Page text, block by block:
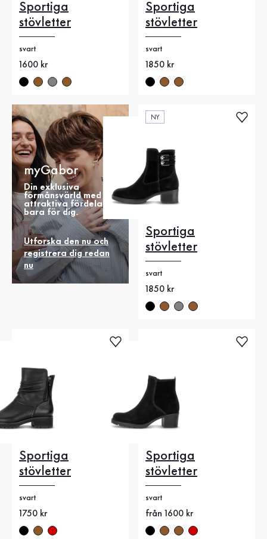
Sportiga
stövletter
svart
Nytt pris
1600 kr
Sportiga
stövletter
svart
Nytt pris
1850 kr
myGabor
Din exklusiva
förmånsvärld med
attraktiva fördelar
bara för dig.
Utforska den nu och
registrera dig redan
nu
NY
Sportiga
stövletter
svart
Nytt pris
1850 kr
Sportiga
stövletter
svart
Nytt pris
1750 kr
Sportiga
stövletter
svart
Nytt pris
från 1600 kr